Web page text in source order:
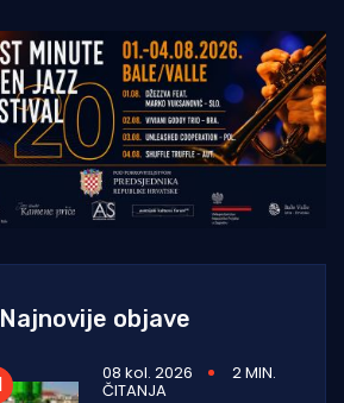
Najnovije objave
08 kol. 2026 2 MIN.
ČITANJA